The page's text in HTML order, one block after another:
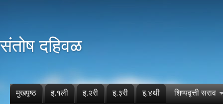
संतोष दहिवळ
मुखपृष्ठ इ.१ली इ.२री इ.३री इ.४थी शिष्यवृत्ती सराव